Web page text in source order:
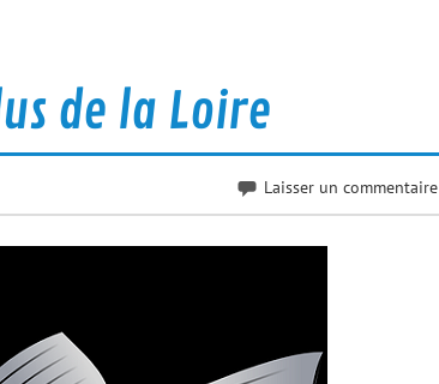
de la Loire
Laisser un commentaire